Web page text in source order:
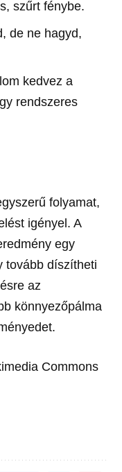
szűrt fénybe.
de ne hagyd,
kedvez a
rendszeres
folyamat,
igényel. A
egy
tovább díszítheti
az
könnyezőpálma
Commons